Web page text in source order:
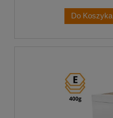
Do Koszyka